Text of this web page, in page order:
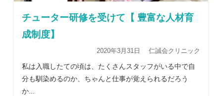
チューター研修を受けて【 豊富な人材育
成制度】
2020年3月31日 仁誠会クリニック
私は入職したての頃は、たくさんスタッフがいる中で自
分も馴染めるのか、ちゃんと仕事が覚えられるだろう
か...